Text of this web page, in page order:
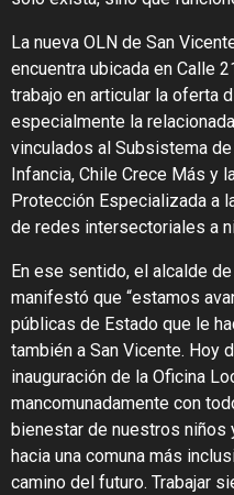
La nueva OLN de San
encuentra ubicada en Calle
trabajo en articular la oferta
especialmente la
vinculados al Subsistema
Infancia, Chile Crece Más y
Protección Especializada a
de redes intersectoriales a
En ese sentido, el alcalde
manifestó que “estamos
públicas de Estado que le
también a San Vicente. Hoy
inauguración de la Oficina
mancomunadamente con
bienestar de nuestros niños
hacia una comuna más
camino del futuro. Trabajar